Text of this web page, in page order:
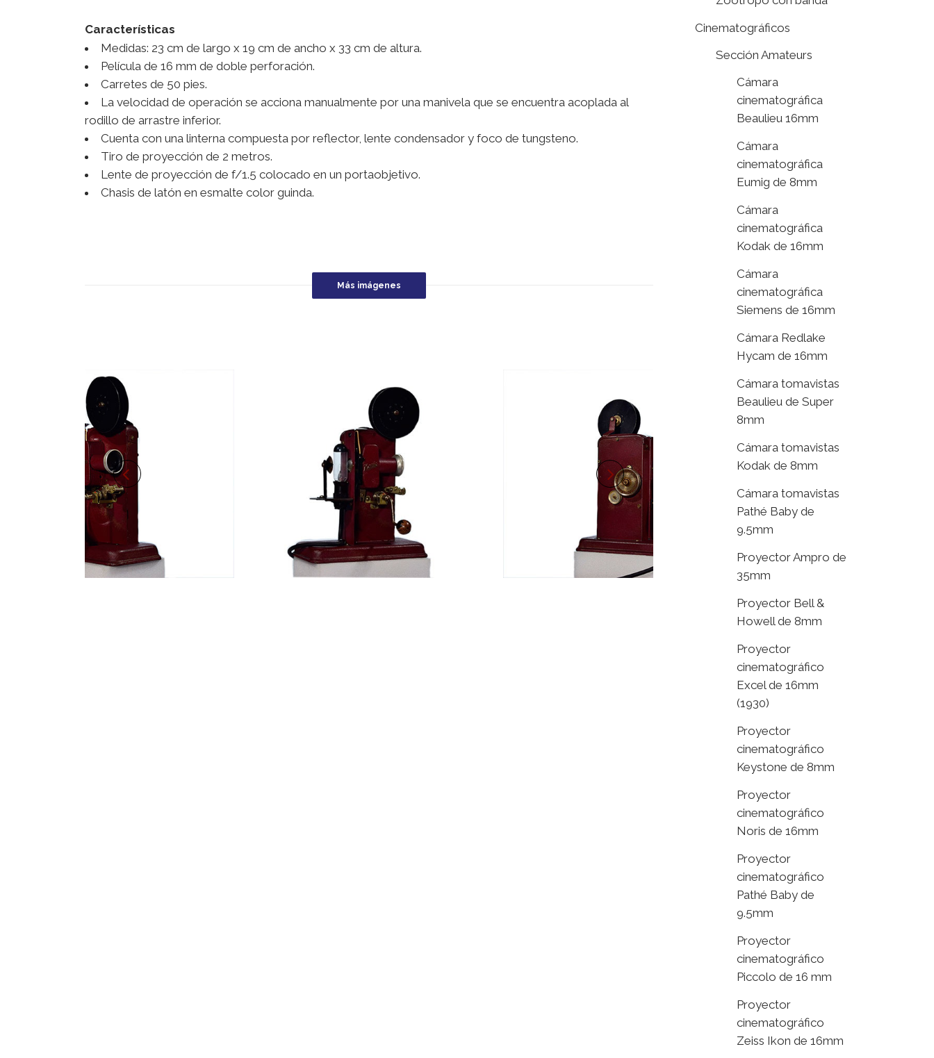
Características
Medidas: 23 cm de largo x 19 cm de ancho x 33 cm de altura.
Película de 16 mm de doble perforación.
Carretes de 50 pies.
La velocidad de operación se acciona manualmente por una manivela que se encuentra acoplada al
rodillo de arrastre inferior.
Cuenta con una linterna compuesta por reflector, lente condensador y foco de tungsteno.
Tiro de proyección de 2 metros.
Lente de proyección de f/1.5 colocado en un portaobjetivo.
Chasis de latón en esmalte color guinda.
Más imágenes
Cinematográficos
Sección Amateurs
Cámara
cinematográfica
Beaulieu 16mm
Cámara
cinematográfica
Eumig de 8mm
Cámara
cinematográfica
Kodak de 16mm
Cámara
cinematográfica
Siemens de 16mm
Cámara Redlake
Hycam de 16mm
Cámara tomavistas
Beaulieu de Super
8mm
Cámara tomavistas
Kodak de 8mm
Cámara tomavistas
Pathé Baby de
9.5mm
Proyector Ampro de
35mm
Proyector Bell &
Howell de 8mm
Proyector
cinematográfico
Excel de 16mm
(1930)
Proyector
cinematográfico
Keystone de 8mm
Proyector
cinematográfico
Noris de 16mm
Proyector
cinematográfico
Pathé Baby de
9.5mm
Proyector
cinematográfico
Piccolo de 16 mm
Proyector
cinematográfico
Zeiss Ikon de 16mm